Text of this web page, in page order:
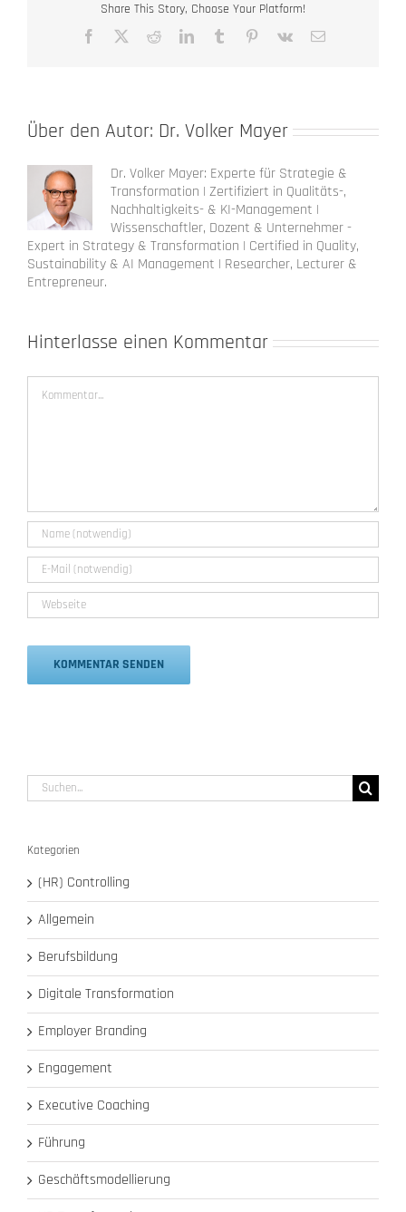
Share This Story, Choose Your Platform!
Facebook RedditLinkedInTumblr Pinterest
Vk
E-
Über den Autor: Dr. Volker Mayer
Dr. Volker Mayer: Experte für Strategie &
Transformation | Zertifiziert in Qualitäts-,
Nachhaltigkeits- & KI-Management |
Wissenschaftler, Dozent & Unternehmer -
Expert in Strategy & Transformation | Certified in Quality,
Sustainability & AI Management | Researcher, Lecturer &
Entrepreneur.
Hinterlasse einen Kommentar
Suche
nach:
Kategorien
(HR) Controlling
Allgemein
Berufsbildung
Digitale Transformation
Employer Branding
Engagement
Executive Coaching
Führung
Geschäftsmodellierung